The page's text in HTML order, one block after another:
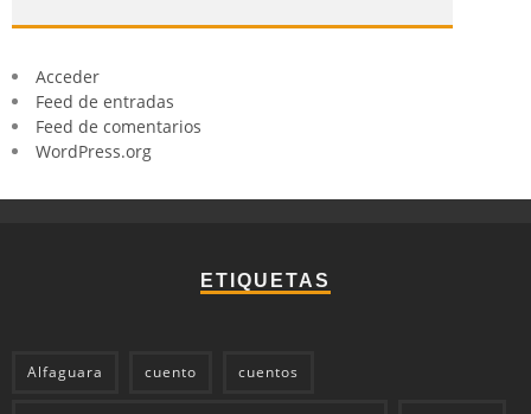
Acceder
Feed de entradas
Feed de comentarios
WordPress.org
ETIQUETAS
Alfaguara cuento cuentos